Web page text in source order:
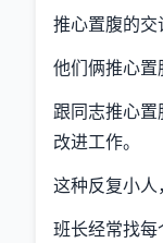
推心置腹的交
他们俩推心置
跟同志推心置
改进工作。
这种反复小人
班长经常找每